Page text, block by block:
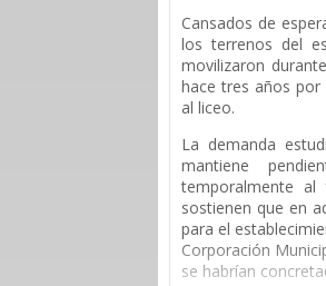
Cansados de
los terrenos del
movilizaron
hace tres años por
al liceo.
La demanda
mantiene
temporalmente al
sostienen que en
para el
Corporación
se habrían